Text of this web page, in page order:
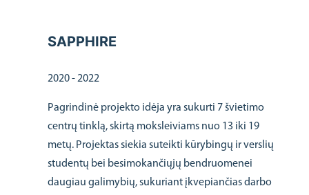
SAPPHIRE
2020 - 2022
Pagrindinė projekto idėja yra sukurti 7 švietimo
centrų tinklą, skirtą moksleiviams nuo 13 iki 19
metų. Projektas siekia suteikti kūrybingų ir verslių
studentų bei besimokančiųjų bendruomenei
daugiau galimybių, sukuriant įkvepiančias darbo